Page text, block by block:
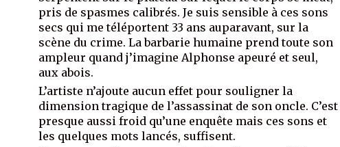
pris de spasmes calibrés. Je suis sensible à ces sons
secs qui me téléportent 33 ans auparavant, sur la
scène du crime. La barbarie humaine prend toute son
ampleur quand j’imagine Alphonse apeuré et seul,
aux abois.
L’artiste n’ajoute aucun effet pour souligner la
dimension tragique de l’assassinat de son oncle. C’est
presque aussi froid qu’une enquête mais ces sons et
les quelques mots lancés, suffisent.